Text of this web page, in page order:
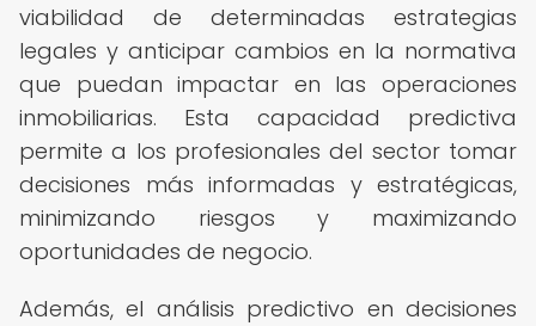
viabilidad de determinadas estrategias
legales y anticipar cambios en la normativa
que puedan impactar en las operaciones
inmobiliarias. Esta capacidad predictiva
permite a los profesionales del sector tomar
decisiones más informadas y estratégicas,
minimizando riesgos y maximizando
oportunidades de negocio.
Además, el análisis predictivo en decisiones